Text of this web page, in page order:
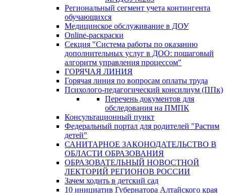
Региональный сегмент учета контингента
обучающихся
Медицинское обслуживание в ДОУ
Online-раскраски
Секция "Система работы по оказанию
дополнительных услуг в ДОО: пошаговый
алгоритм управления процессом"
ГОРЯЧАЯ ЛИНИЯ
Горячая линия по вопросам оплаты труда
Психолого-педагогический консилиум (ППк)
Перечень документов для
обследования на ПМПК
Консультационный пункт
Федеральный портал для родителей "Растим
детей"
САНИТАРНОЕ ЗАКОНОДАТЕЛЬСТВО В
ОБЛАСТИ ОБРАЗОВАНИЯ
ОБРАЗОВАТЕЛЬНЫЙ НОВОСТНОЙ
ЛЕКТОРИЙ РЕГИОНОВ РОССИИ
Зачем ходить в детский сад
10 инициатив Губернатора Алтайского края